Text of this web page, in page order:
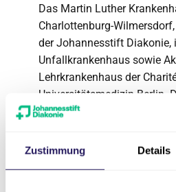
Zustimmung Details
Das Martin Luther
Charlottenburg-
der Johannesstift Diakonie,
Unfallkrankenhaus sowie
Lehrkrankenhaus der
Universitätsmedizin Berlin.
gegründete Haus verfügt
seinen zertifizierten Zentren